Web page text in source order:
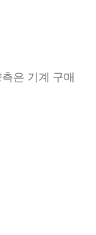
은 기계 구매